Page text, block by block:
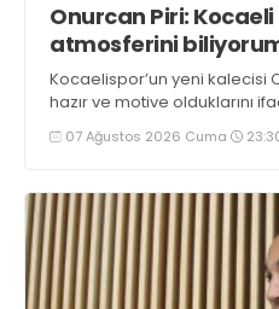
Onurcan Piri: Kocaeli
atmosferini
Kocaelispor’un yeni kalecisi
hazır ve motive olduklarını
07 Ağustos 2026 Cuma